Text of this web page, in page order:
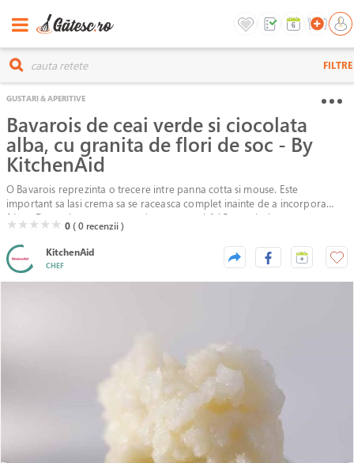
FILTRE
GUSTARI & APERITIVE
Bavarois de ceai verde si ciocolata
alba, cu granita de flori de soc - By
KitchenAid
O Bavarois reprezinta o trecere intre panna cotta si mouse. Este
important sa lasi crema sa se raceasca complet inainte de a incorpora
frisca. Dar nu lasa crema sa se intareasca, altfel Bavaroisele vor avea
asperitati.
( )
★( )
★( )
★( )
★( )
★ 0( 0 recenzii )
KitchenAid
CHEF